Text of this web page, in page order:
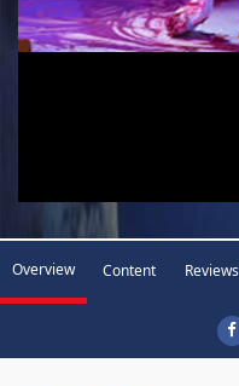
Overview Content Reviews